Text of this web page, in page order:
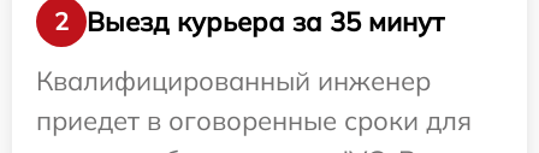
2
Выезд курьера за 35 минут
Квалифицированный инженер
приедет в оговоренные сроки для